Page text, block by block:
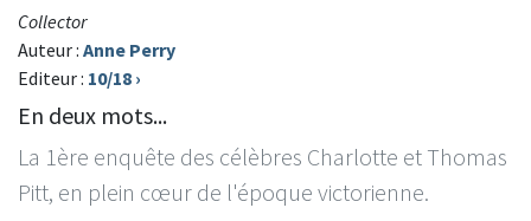
Collector
Auteur : Anne Perry
Editeur : 10/18 ›
En deux mots...
La 1ère enquête des célèbres Charlotte et Thomas
Pitt, en plein cœur de l'époque victorienne.